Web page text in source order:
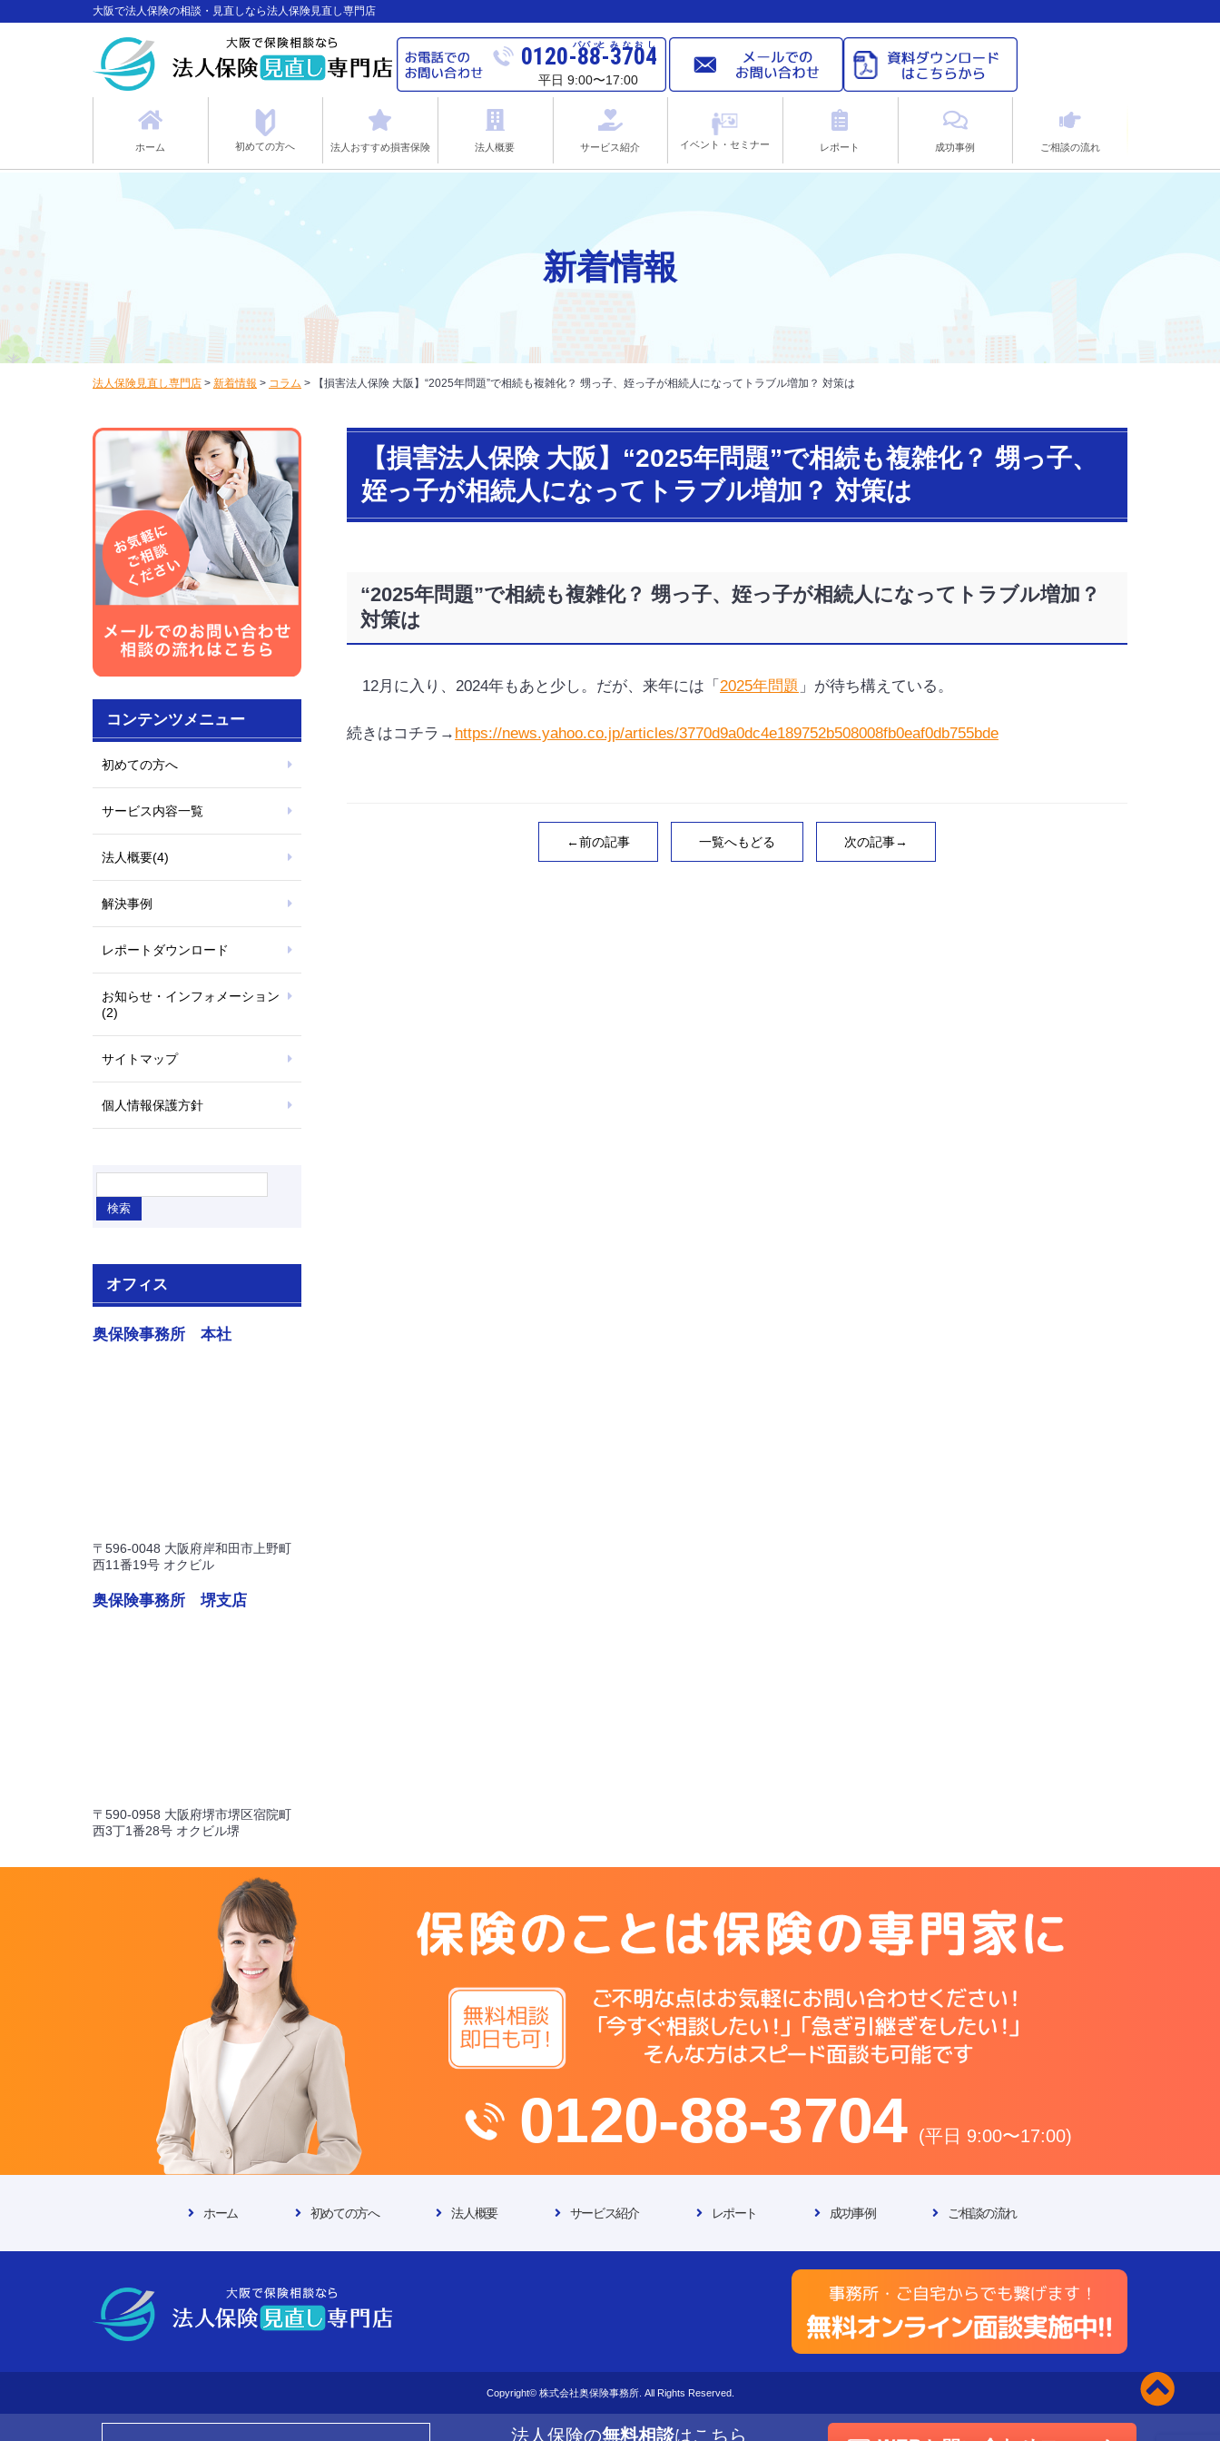
大阪で法人保険の相談・見直しなら法人保険見直し専門店
パパ ッと みなおし
0120-88-3704
平日 9:00〜17:00
ホーム 初めての方へ 法人おすすめ損害保険 法人概要 サービス紹介 イベント・セミナー レポート 成功事例 ご相談の流れ
新着情報
法人保険見直し専門店 > 新着情報 > コラム > 【損害法人保険 大阪】“2025年問題”で相続も複雑化？ 甥っ子、姪っ子が相続人になってトラブル増加？ 対策は
【損害法人保険 大阪】“2025年問題”で相続も複雑化？ 甥っ子、
姪っ子が相続人になってトラブル増加？ 対策は
“2025年問題”で相続も複雑化？ 甥っ子、姪っ子が相続人になってトラブル増加？
対策は
12月に入り、2024年もあと少し。だが、来年には「 2025年問題 」が待ち構えている。
続きはコチラ→ https://news.yahoo.co.jp/articles/3770d9a0dc4e189752b508008fb0eaf0db755bde
←前の記事 一覧へもどる 次の記事→
コンテンツメニュー
初めての方へ
サービス内容一覧
法人概要(4)
解決事例
レポートダウンロード
お知らせ・インフォメーション
(2)
サイトマップ
個人情報保護方針
オフィス
奥保険事務所 本社
〒596-0048 大阪府岸和田市上野町
西11番19号 オクビル
奥保険事務所 堺支店
〒590-0958 大阪府堺市堺区宿院町
西3丁1番28号 オクビル堺
0120-88-3704 (平日 9:00〜17:00)
ホーム 初めての方へ 法人概要 サービス紹介 レポート 成功事例 ご相談の流れ
Copyright© 株式会社奥保険事務所. All Rights Reserved.
法人保険の無料相談はこちら